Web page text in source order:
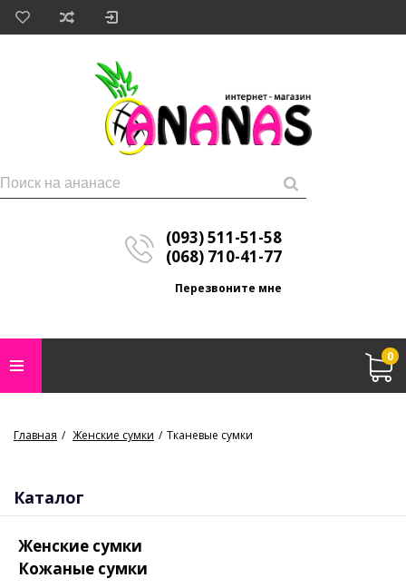
(093) 511-51-58
(068) 710-41-77
Перезвоните мне
0
Главная Женские сумки Тканевые сумки
Каталог
Женские сумки
Кожаные сумки